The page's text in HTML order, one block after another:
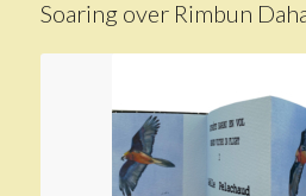
Soaring over Rimbun